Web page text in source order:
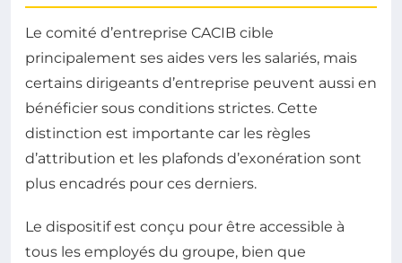
Le comité d’entreprise CACIB cible
principalement ses aides vers les salariés, mais
certains dirigeants d’entreprise peuvent aussi en
bénéficier sous conditions strictes. Cette
distinction est importante car les règles
d’attribution et les plafonds d’exonération sont
plus encadrés pour ces derniers.
Le dispositif est conçu pour être accessible à
tous les employés du groupe, bien que